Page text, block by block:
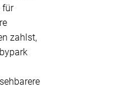
für
zahlst,